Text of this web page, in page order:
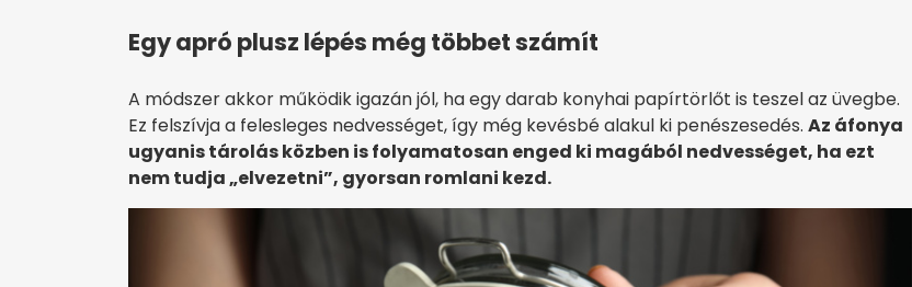
Egy apró plusz lépés még többet számít
A módszer akkor működik igazán jól, ha egy darab konyhai papírtörlőt is teszel az üvegbe.
Ez felszívja a felesleges nedvességet, így még kevésbé alakul ki penészesedés. Az áfonya
ugyanis tárolás közben is folyamatosan enged ki magából nedvességet, ha ezt
nem tudja „elvezetni”, gyorsan romlani kezd.